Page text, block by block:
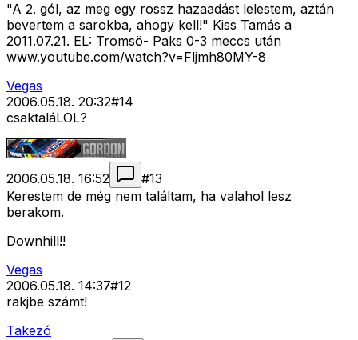
"A 2. gól, az meg egy rossz hazaadást lelestem, aztán
bevertem a sarokba, ahogy kell!" Kiss Tamás a
2011.07.21. EL: Tromsö- Paks 0-3 meccs után
www.youtube.com/watch?v=Fljmh80MY-8
Vegas
2006.05.18. 20:32#14
csaktaláLOL?
2006.05.18. 16:52 #13
Kerestem de még nem találtam, ha valahol lesz
berakom.
Downhill!!
Vegas
2006.05.18. 14:37#12
rakjbe számt!
Takezó